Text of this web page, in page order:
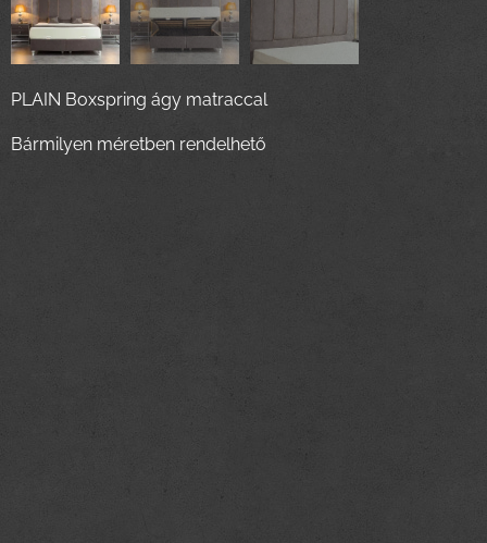
PLAIN Boxspring ágy matraccal
Bármilyen méretben rendelhető